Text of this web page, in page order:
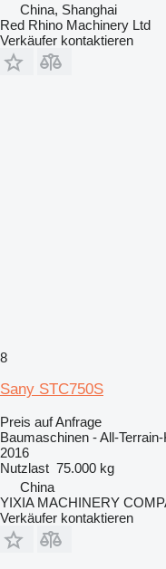
China, Shanghai
Red Rhino Machinery Ltd
Verkäufer kontaktieren
8
Sany STC750S
Preis auf Anfrage
Baumaschinen - All-
2016
Nutzlast 75.000 kg
China
YIXIA MACHINERY
Verkäufer kontaktieren